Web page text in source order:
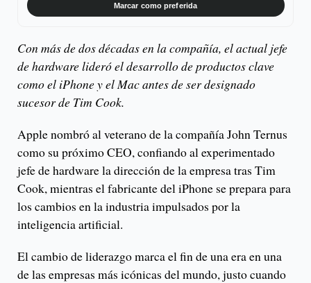
Marcar como preferida
Con más de dos décadas en la compañía, el actual jefe
de hardware lideró el desarrollo de productos clave
como el iPhone y el Mac antes de ser designado
sucesor de Tim Cook.
Apple nombró al veterano de la compañía John Ternus
como su próximo CEO, confiando al experimentado
jefe de hardware la dirección de la empresa tras Tim
Cook, mientras el fabricante del iPhone se prepara para
los cambios en la industria impulsados por la
inteligencia artificial.
El cambio de liderazgo marca el fin de una era en una
de las empresas más icónicas del mundo, justo cuando